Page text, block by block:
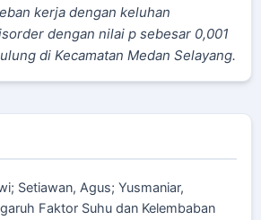
kerja dengan keluhan
dengan nilai p sebesar 0,001
di Kecamatan Medan Selayang.
Setiawan, Agus; Yusmaniar,
Faktor Suhu dan Kelembaban